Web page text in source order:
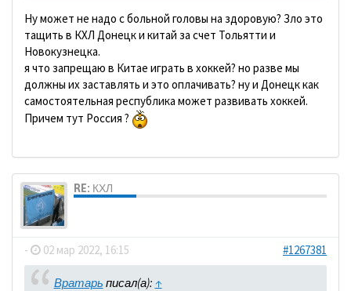
Ну может не надо с больной головы на здоровую? Зло это
тащить в КХЛ Донецк и китай за счет Тольятти и
Новокузнецка.
я что запрещаю в Китае играть в хоккей? но разве мы
должны их заставлять и это оплачивать? ну и Донецк как
самостоятельная республика может развивать хоккей.
Причем тут Россия ?
RE: КХЛ
- 02 мар 2022, 16:15 #1267381
Вратарь писал(а): ↑